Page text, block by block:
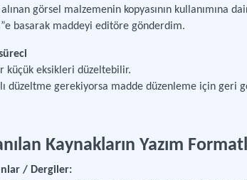
görsel malzemenin kopyasının kullanımına
basarak maddeyi editöre gönderdim.
küçük eksikleri düzeltebilir.
düzeltme gerekiyorsa madde düzenleme için geri
Kaynakların Yazım
/ Dergiler: